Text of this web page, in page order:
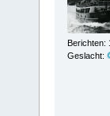
Berichten:
Geslacht: